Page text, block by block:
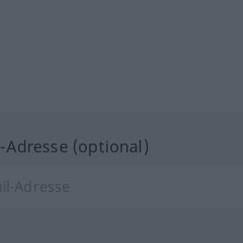
Adresse (optional)